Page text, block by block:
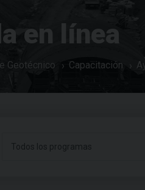
en línea
Geotécnico Capacitación
Todos los programas